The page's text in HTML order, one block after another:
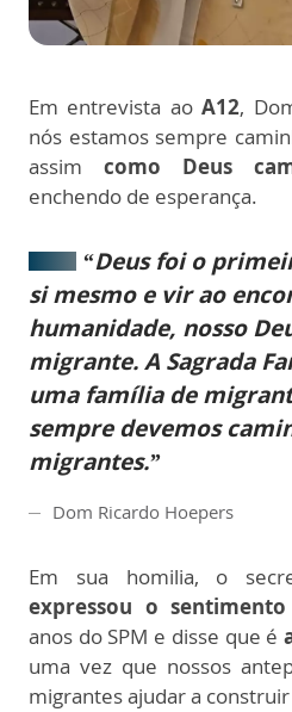
Em entrevista aoA12,
nós estamos sempre
assim como Deus
enchendo de esperança.
“Deus foi o
si mesmo e vir ao
humanidade, nosso
migrante. A Sagrada
uma família de
sempre devemos
migrantes.”
Dom Ricardo Hoepers
Em sua homilia, o
expressou o
anos do SPM e disse que é
uma vez que nossos
migrantes ajudar a